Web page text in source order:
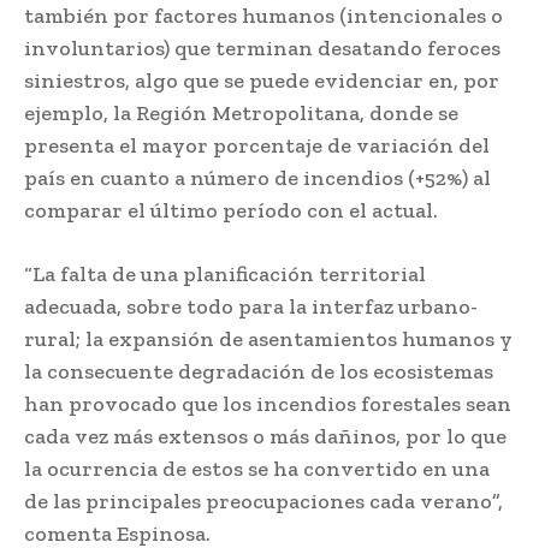
también por factores humanos (intencionales o
involuntarios) que terminan desatando feroces
siniestros, algo que se puede evidenciar en, por
ejemplo, la Región Metropolitana, donde se
presenta el mayor porcentaje de variación del
país en cuanto a número de incendios (+52%) al
comparar el último período con el actual.
“La falta de una planificación territorial
adecuada, sobre todo para la interfaz urbano-
rural; la expansión de asentamientos humanos y
la consecuente degradación de los ecosistemas
han provocado que los incendios forestales sean
cada vez más extensos o más dañinos, por lo que
la ocurrencia de estos se ha convertido en una
de las principales preocupaciones cada verano”,
comenta Espinosa.